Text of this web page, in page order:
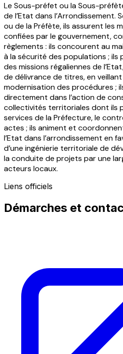
Le Sous-préfet ou la Sous-
de l’Etat dans l’Arrondissement.
ou de la Préfète, ils assurent les
confiées par le gouvernement,
règlements : ils concourent au
à la sécurité des populations ; ils
des missions régaliennes de
de délivrance de titres, en
modernisation des procédures ;
directement dans l’action de
collectivités territoriales dont ils
services de la Préfecture, le
actes ; ils animent et
l’Etat dans l’arrondissement en
d’une ingénierie territoriale de
la conduite de projets par une
acteurs locaux.
Liens officiels
Démarches et